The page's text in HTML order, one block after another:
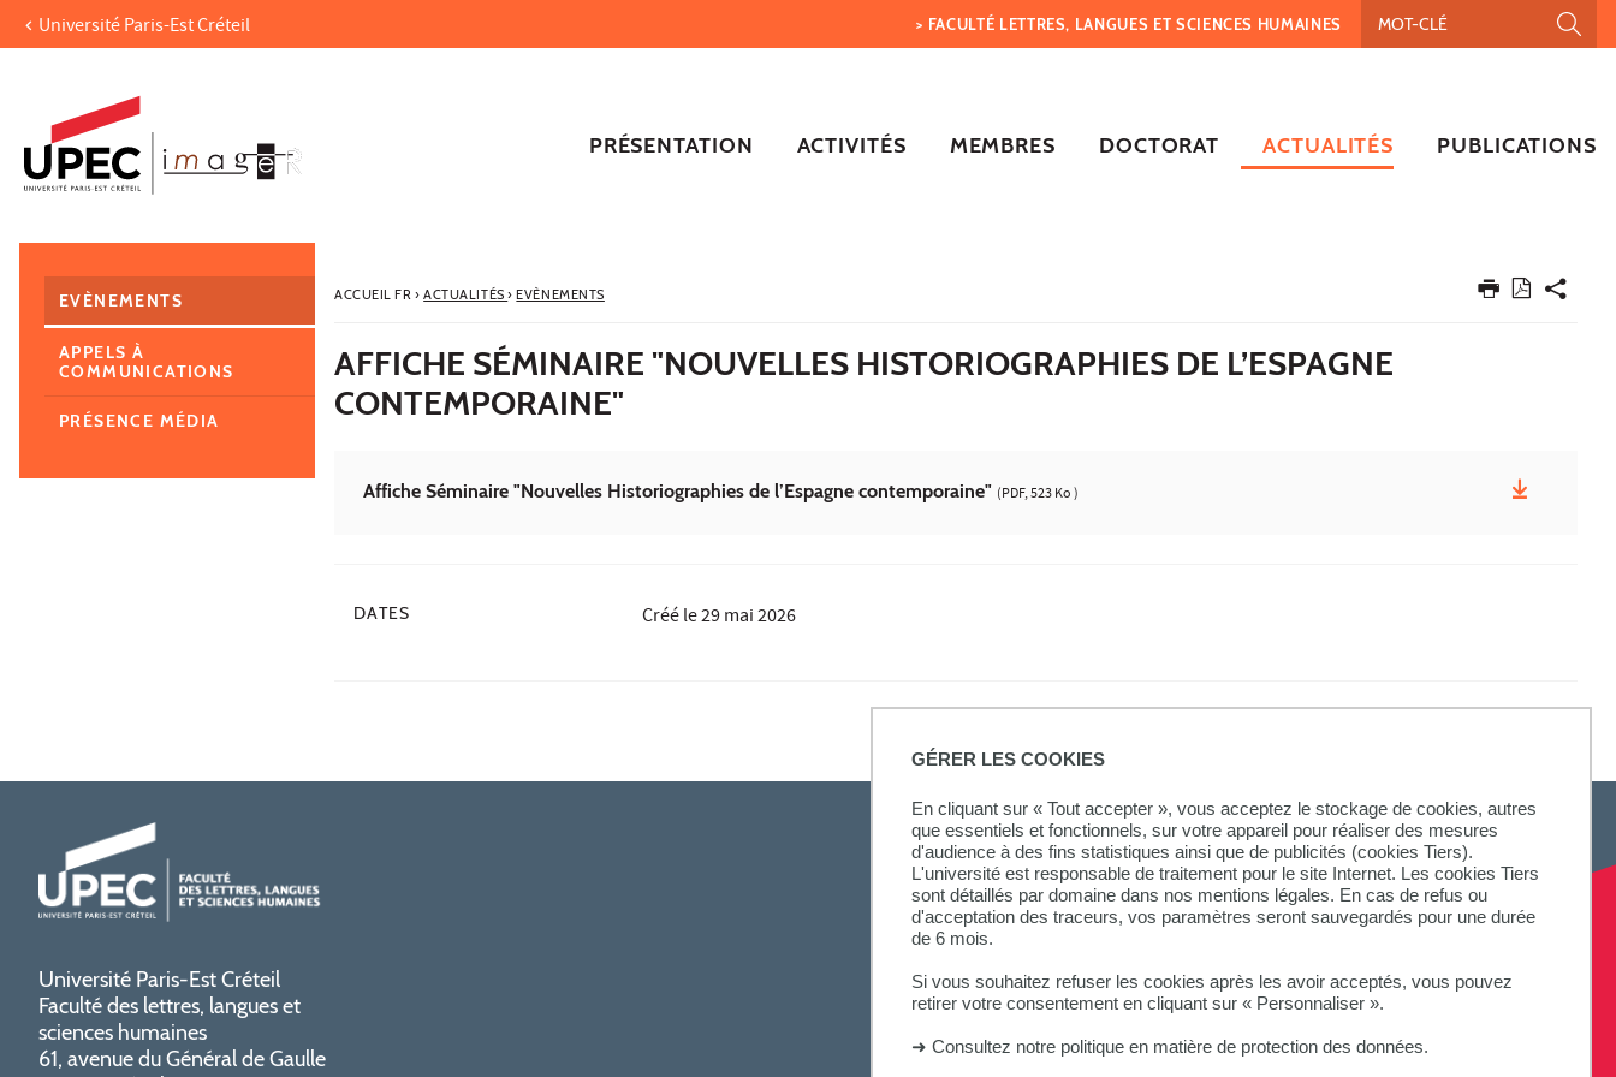
GÉRER LES COOKIES
En cliquant sur « Tout accepter », vous acceptez le stockage de cookies, autres
que essentiels et fonctionnels, sur votre appareil pour réaliser des mesures
d'audience à des fins statistiques ainsi que de publicités (cookies Tiers).
L'université est responsable de traitement pour le site Internet. Les cookies Tiers
sont détaillés par domaine dans nos mentions légales. En cas de refus ou
d'acceptation des traceurs, vos paramètres seront sauvegardés pour une durée
de 6 mois.
Si vous souhaitez refuser les cookies après les avoir acceptés, vous pouvez
retirer votre consentement en cliquant sur « Personnaliser ».
➜ Consultez notre politique en matière de protection des données.
Aller au contenu
Recherche
Navigation secondaire
Université Paris-Est Créteil > FACULTÉ LETTRES, LANGUES ET SCIENCES HUMAINES
PRÉSENTATION ACTIVITÉS MEMBRES DOCTORAT ACTUALITÉS PUBLICATIONS
ACCUEIL FR› ACTUALITÉS› EVÈNEMENTS
AFFICHE SÉMINAIRE "NOUVELLES HISTORIOGRAPHIES DE L’ESPAGNE
CONTEMPORAINE"
Affiche Séminaire "Nouvelles Historiographies de l’Espagne contemporaine" (PDF, 523 Ko )
DATES Créé le29 mai 2026
EVÈNEMENTS
APPELS À
COMMUNICATIONS
PRÉSENCE MÉDIA
Université Paris-Est Créteil
Faculté des lettres, langues et
sciences humaines
61, avenue du Général de Gaulle